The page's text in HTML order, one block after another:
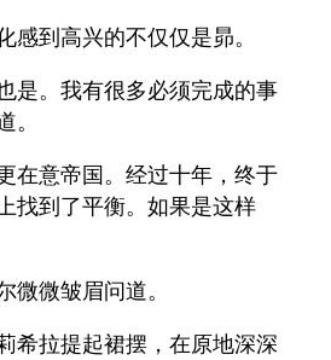
感到高兴的不仅仅是昴。
是。我有很多必须完成的事
在意帝国。经过十年，终于
找到了平衡。如果是这样
微微皱眉问道。
希拉提起裙摆，在原地深深